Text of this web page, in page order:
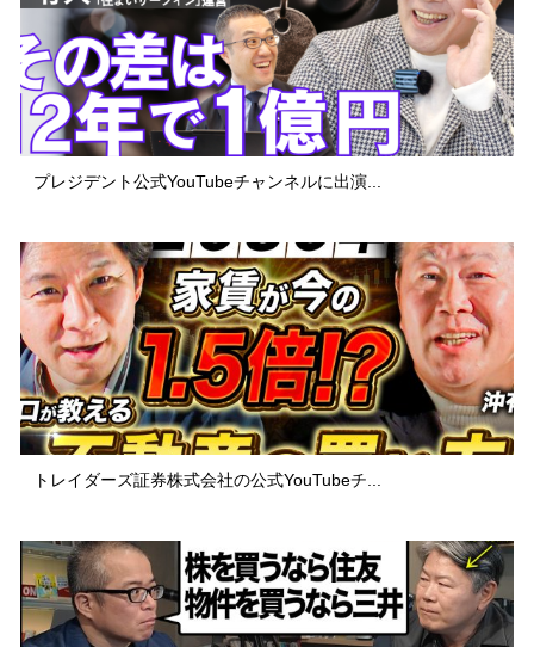
プレジデント公式YouTubeチャンネルに出演...
トレイダーズ証券株式会社の公式YouTubeチ...